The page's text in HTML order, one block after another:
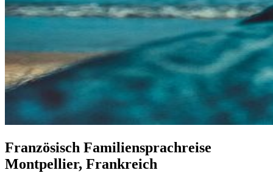
Französisch Familiensprachreise
Montpellier, Frankreich